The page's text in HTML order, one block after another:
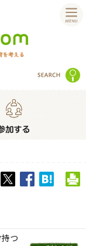
つ